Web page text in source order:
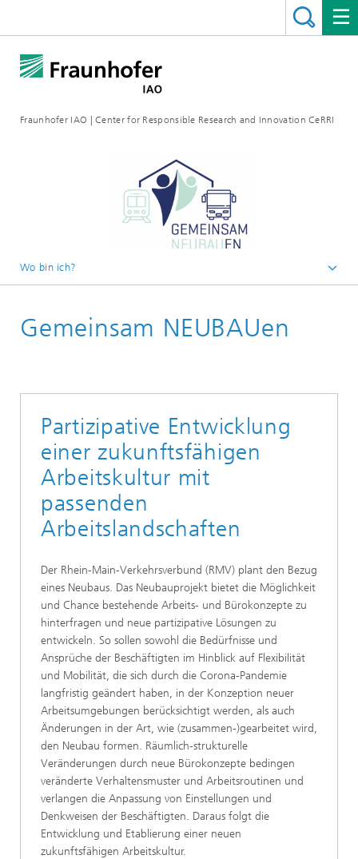
Fraunhofer IAO | Center for Responsible Research and Innovation CeRRI
Wo bin ich?
Projekte
Gemeinsam NEUBAUen
Partizipative Entwicklung
einer zukunftsfähigen
Arbeitskultur mit
passenden
Arbeitslandschaften
Der Rhein-Main-Verkehrsverbund (RMV) plant den Bezug
eines Neubaus. Das Neubauprojekt bietet die Möglichkeit
und Chance bestehende Arbeits- und Bürokonzepte zu
hinterfragen und neue partizipative Lösungen zu
entwickeln. So sollen sowohl die Bedürfnisse und
Ansprüche der Beschäftigten im Hinblick auf Flexibilität
und Mobilität, die sich durch die Corona-Pandemie
langfristig geändert haben, in der Konzeption neuer
Arbeitsumgebungen berücksichtigt werden, als auch
Änderungen in der Art, wie (zusammen-)gearbeitet wird,
den Neubau formen. Räumlich-strukturelle
Veränderungen durch neue Bürokonzepte bedingen
veränderte Verhaltensmuster und Arbeitsroutinen und
verlangen die Anpassung von Einstellungen und
Denkweisen der Beschäftigten. Daraus folgt die
Entwicklung und Etablierung einer neuen
zukunftsfähigen Arbeitskultur.